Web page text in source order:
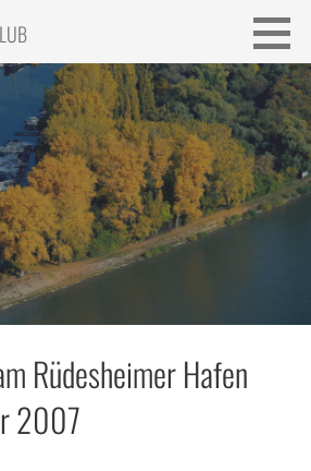
Rüdesheimer Hafen
2007